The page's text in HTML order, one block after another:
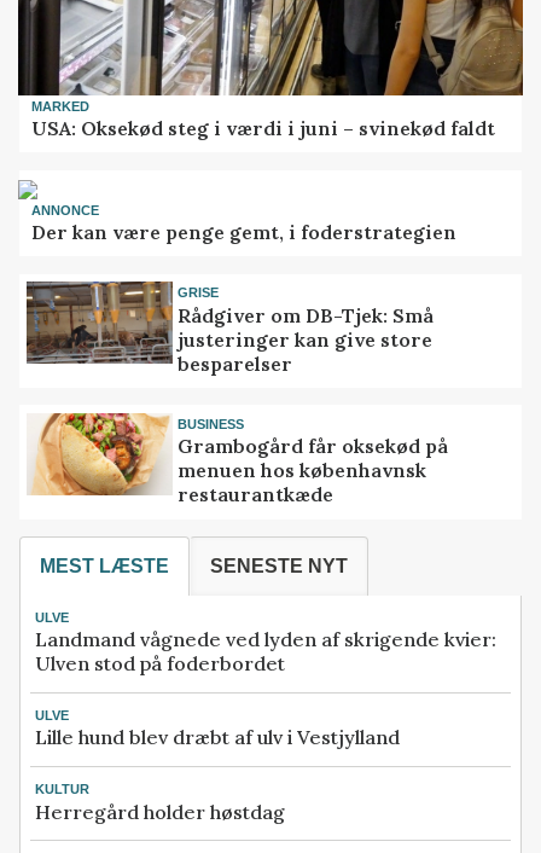
MARKED
USA: Oksekød steg i værdi i juni – svinekød faldt
ANNONCE
Der kan være penge gemt, i foderstrategien
GRISE
Rådgiver om DB-Tjek: Små
justeringer kan give store
besparelser
BUSINESS
Grambogård får oksekød på
menuen hos københavnsk
restaurantkæde
MEST LÆSTE SENESTE NYT
ULVE
Landmand vågnede ved lyden af skrigende kvier:
Ulven stod på foderbordet
ULVE
Lille hund blev dræbt af ulv i Vestjylland
KULTUR
Herregård holder høstdag